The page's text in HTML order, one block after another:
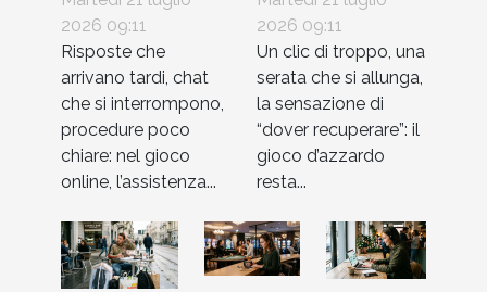
del giocatore
2026 09:11
Risposte che
arrivano tardi, chat
che si interrompono,
procedure poco
chiare: nel gioco
online, l’assistenza...
i segnali d’allarme
2026 09:11
Un clic di troppo, una
serata che si allunga,
la sensazione di
“dover recuperare”: il
gioco d’azzardo
resta...